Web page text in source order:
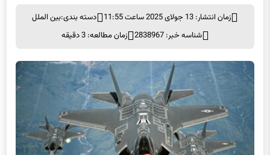
زمان انتشار: 13 جولای 2025 ساعت 11:55 دسته بندی:بین الملل
شناسه خبر: 2838967
زمان مطالعه: 3 دقیقه